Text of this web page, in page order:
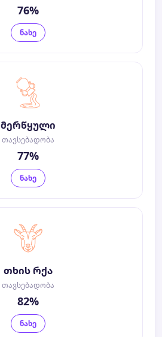
76%
ნახე
მერწყული
თავსებადობა
77%
ნახე
თხის რქა
თავსებადობა
82%
ნახე